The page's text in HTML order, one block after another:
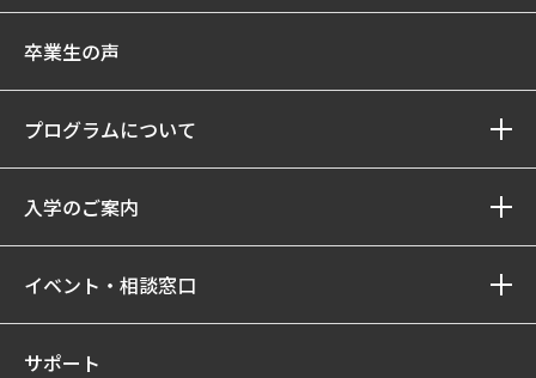
卒業生の声
プログラムについて
入学のご案内
イベント・相談窓口
サポート